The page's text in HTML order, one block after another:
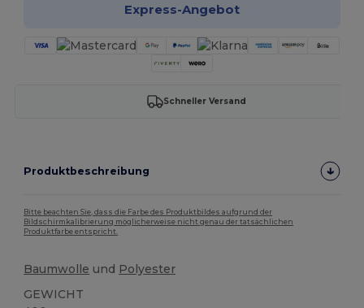
Express-Angebot
Schneller Versand
Produktbeschreibung
Bitte beachten Sie, dass die Farbe des Produktbildes aufgrund der
Bildschirmkalibrierung möglicherweise nicht genau der tatsächlichen
Produktfarbe entspricht.
Baumwolle und Polyester
GEWICHT